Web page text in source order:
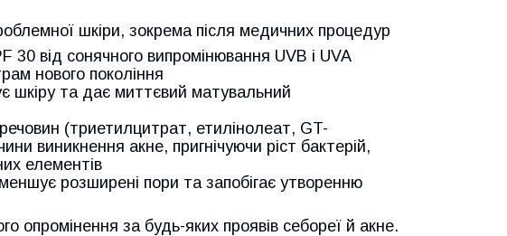
шкіри, зокрема після медичних процедур
30 від сонячного випромінювання UVB і UVA
нового покоління
шкіру та дає миттєвий матувальний
(триетилцитрат, етилінолеат, GT-
виникнення акне, пригнічуючи ріст бактерій,
елементів
розширені пори та запобігає утворенню
опромінення за будь-яких проявів себореї й акне.